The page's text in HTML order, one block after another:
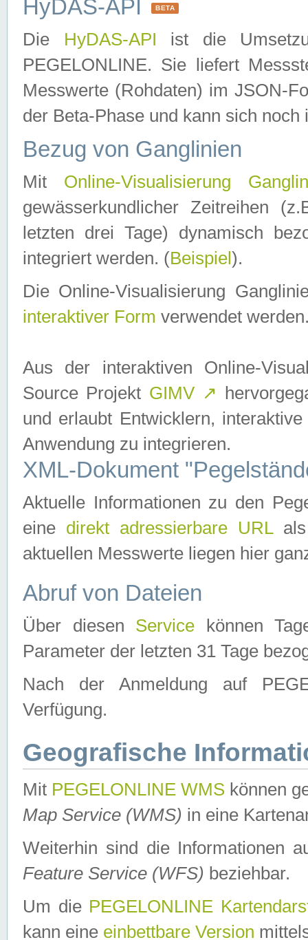
HyDAS-API BETA
Die HyDAS-API ist die
PEGELONLINE. Sie liefert
Messwerte (Rohdaten) im JSON-
der Beta-Phase und kann sich noch
Bezug von Ganglinien
Mit Online-Visualisierung
gewässerkundlicher Zeitreihen
letzten drei Tage) dynamisch
integriert werden. (Beispiel ).
Die Online-Visualisierung
interaktiver Form verwendet
Aus der interaktiven Online-
Source Projekt GIMV ↗
und erlaubt Entwicklern,
Anwendung zu integrieren.
XML-Dokument
Aktuelle Informationen zu den
eine direkt adressierbare URLals
aktuellen Messwerte liegen hier
Abruf von Dateien
Über diesen Service können
Parameter der letzten 31 Tage
Nach der Anmeldung auf
Verfügung.
Geografische
Mit PEGELONLINE WMS können
Map Service (WMS) in eine
Weiterhin sind die Informationen
Feature Service (WFS) beziehbar.
Um die PEGELONLINE
kann eine einbettbare Version